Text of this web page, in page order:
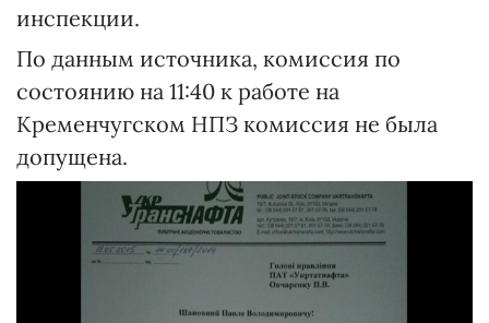
инспекции.
По данным источника, комиссия по
состоянию на 11:40 к работе на
Кременчугском НПЗ комиссия не была
допущена.